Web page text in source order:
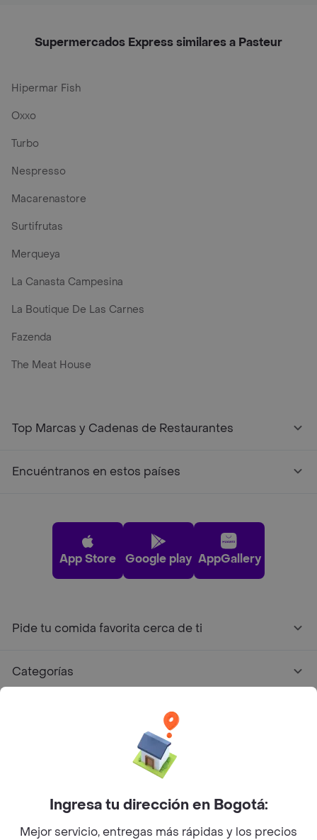
Supermercados Express similares a Pasteur
Hipermar Fish
Oxxo
Turbo
Nespresso
Macarenastore
Surtifrutas
Merqueya
La Canasta Campesina
La Boutique De Las Carnes
Fazenda
The Meat House
Top Marcas y Cadenas de Restaurantes
Encuéntranos en estos países
App Store Google play AppGallery
Pide tu comida favorita cerca de ti
Categorías
Facebook
Twitter
Instagram
©2026Rappi Inc. All rights reserved.
Ingresa tu dirección en Bogotá:
Mejor servicio, entregas más rápidas y los precios